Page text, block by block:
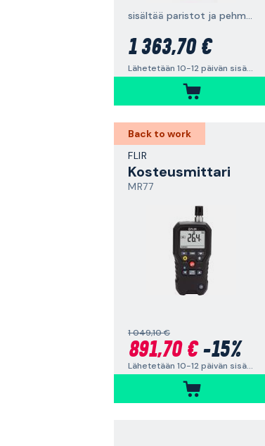
sisältää paristot ja pehmeän laukun
1 363,70 €
Lähetetään 10-12 päivän sisällä
Back to work
FLIR
Kosteusmittari
MR77
1 049,10 €
891,70 €-15%
Lähetetään 10-12 päivän sisällä